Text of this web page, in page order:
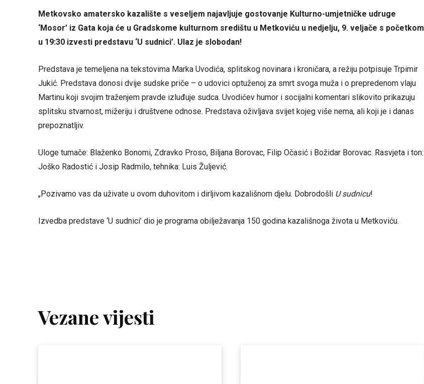
Metkovsko amatersko kazalište s veseljem najavljuje gostovanje Kulturno-umjetničke udruge
‘Mosor’ iz Gata koja će u Gradskome kulturnom središtu u Metkoviću u nedjelju, 9. veljače s početkom
u 19:30 izvesti predstavu ‘U sudnici’. Ulaz je slobodan!
Predstava je temeljena na tekstovima Marka Uvodića, splitskog novinara i kroničara, a režiju potpisuje Trpimir
Jukić. Predstava donosi dvije sudske priče – o udovici optuženoj za smrt svoga muža i o prepredenom vlaju
Martinu koji svojim traženjem pravde izluđuje sudca. Uvodićev humor i socijalni komentari slikovito prikazuju
splitsku stvarnost, mižeriju i društvene odnose. Predstava oživljava svijet kojeg više nema, ali koji je i danas
prepoznatljiv.
Uloge tumače: Blaženko Bonomi, Zdravko Proso, Biljana Borovac, Filip Očasić i Božidar Borovac. Rasvjeta i ton:
Joško Radostić i Josip Radmilo, tehnika: Luis Žuljević.
„Pozivamo vas da uživate u ovom duhovitom i dirljivom kazališnom djelu. Dobrodošli U sudnicu!
Izvedba predstave ‘U sudnici’ dio je programa obilježavanja 150 godina kazališnoga života u Metkoviću.
Vezane vijesti